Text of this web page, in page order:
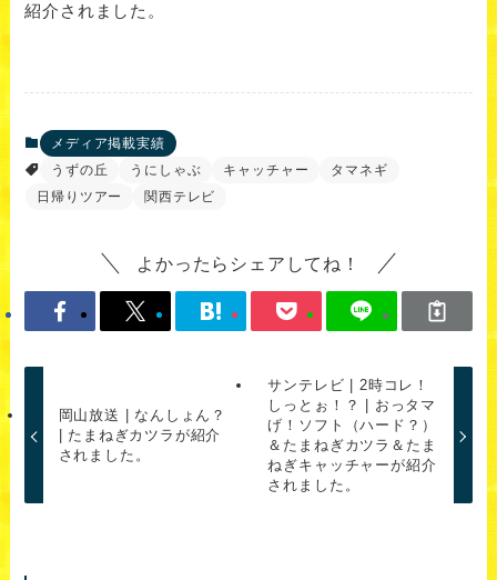
紹介されました。
メディア掲載実績
うずの丘
うにしゃぶ キャッチャー
タマネギ
日帰りツアー
関西テレビ
よかったらシェアしてね！
岡山放送 | なんしょん？
| たまねぎカツラが紹介
されました。
サンテレビ | 2時コレ！
しっとぉ！？ | おっタマ
げ！ソフト（ハード？）
＆たまねぎカツラ＆たま
ねぎキャッチャーが紹介
されました。